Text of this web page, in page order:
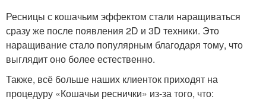
Ресницы с кошачьим эффектом стали наращиваться
сразу же после появления 2D и 3D техники. Это
наращивание стало популярным благодаря тому, что
выглядит оно более естественно.
Также, всё больше наших клиенток приходят на
процедуру «Кошачьи реснички» из-за того, что: